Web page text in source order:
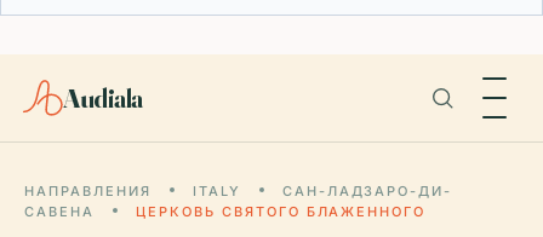
Audiala
НАПРАВЛЕНИЯ ITALY
САН-ЛАДЗАРО-ДИ-
САВЕНА
ЦЕРКОВЬ СВЯТОГО БЛАЖЕННОГО